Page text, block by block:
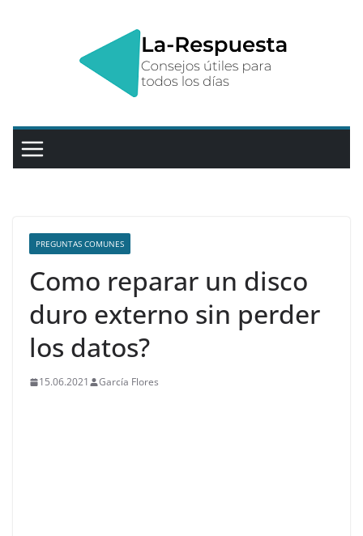
PREGUNTAS COMUNES
Como reparar un disco
duro externo sin perder
los datos?
15.06.2021 García Flores